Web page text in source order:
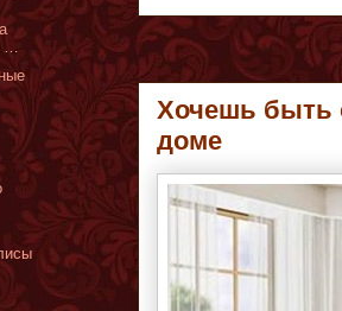
Хочешь быть
доме